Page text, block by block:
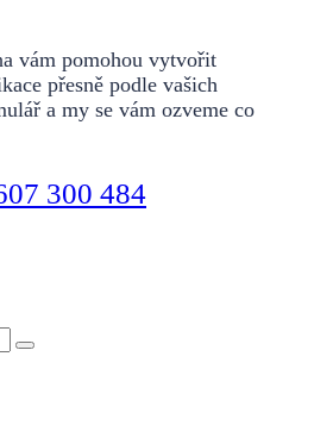
vám pomohou vytvořit
přesně podle vašich
a my se vám ozveme co
300 484